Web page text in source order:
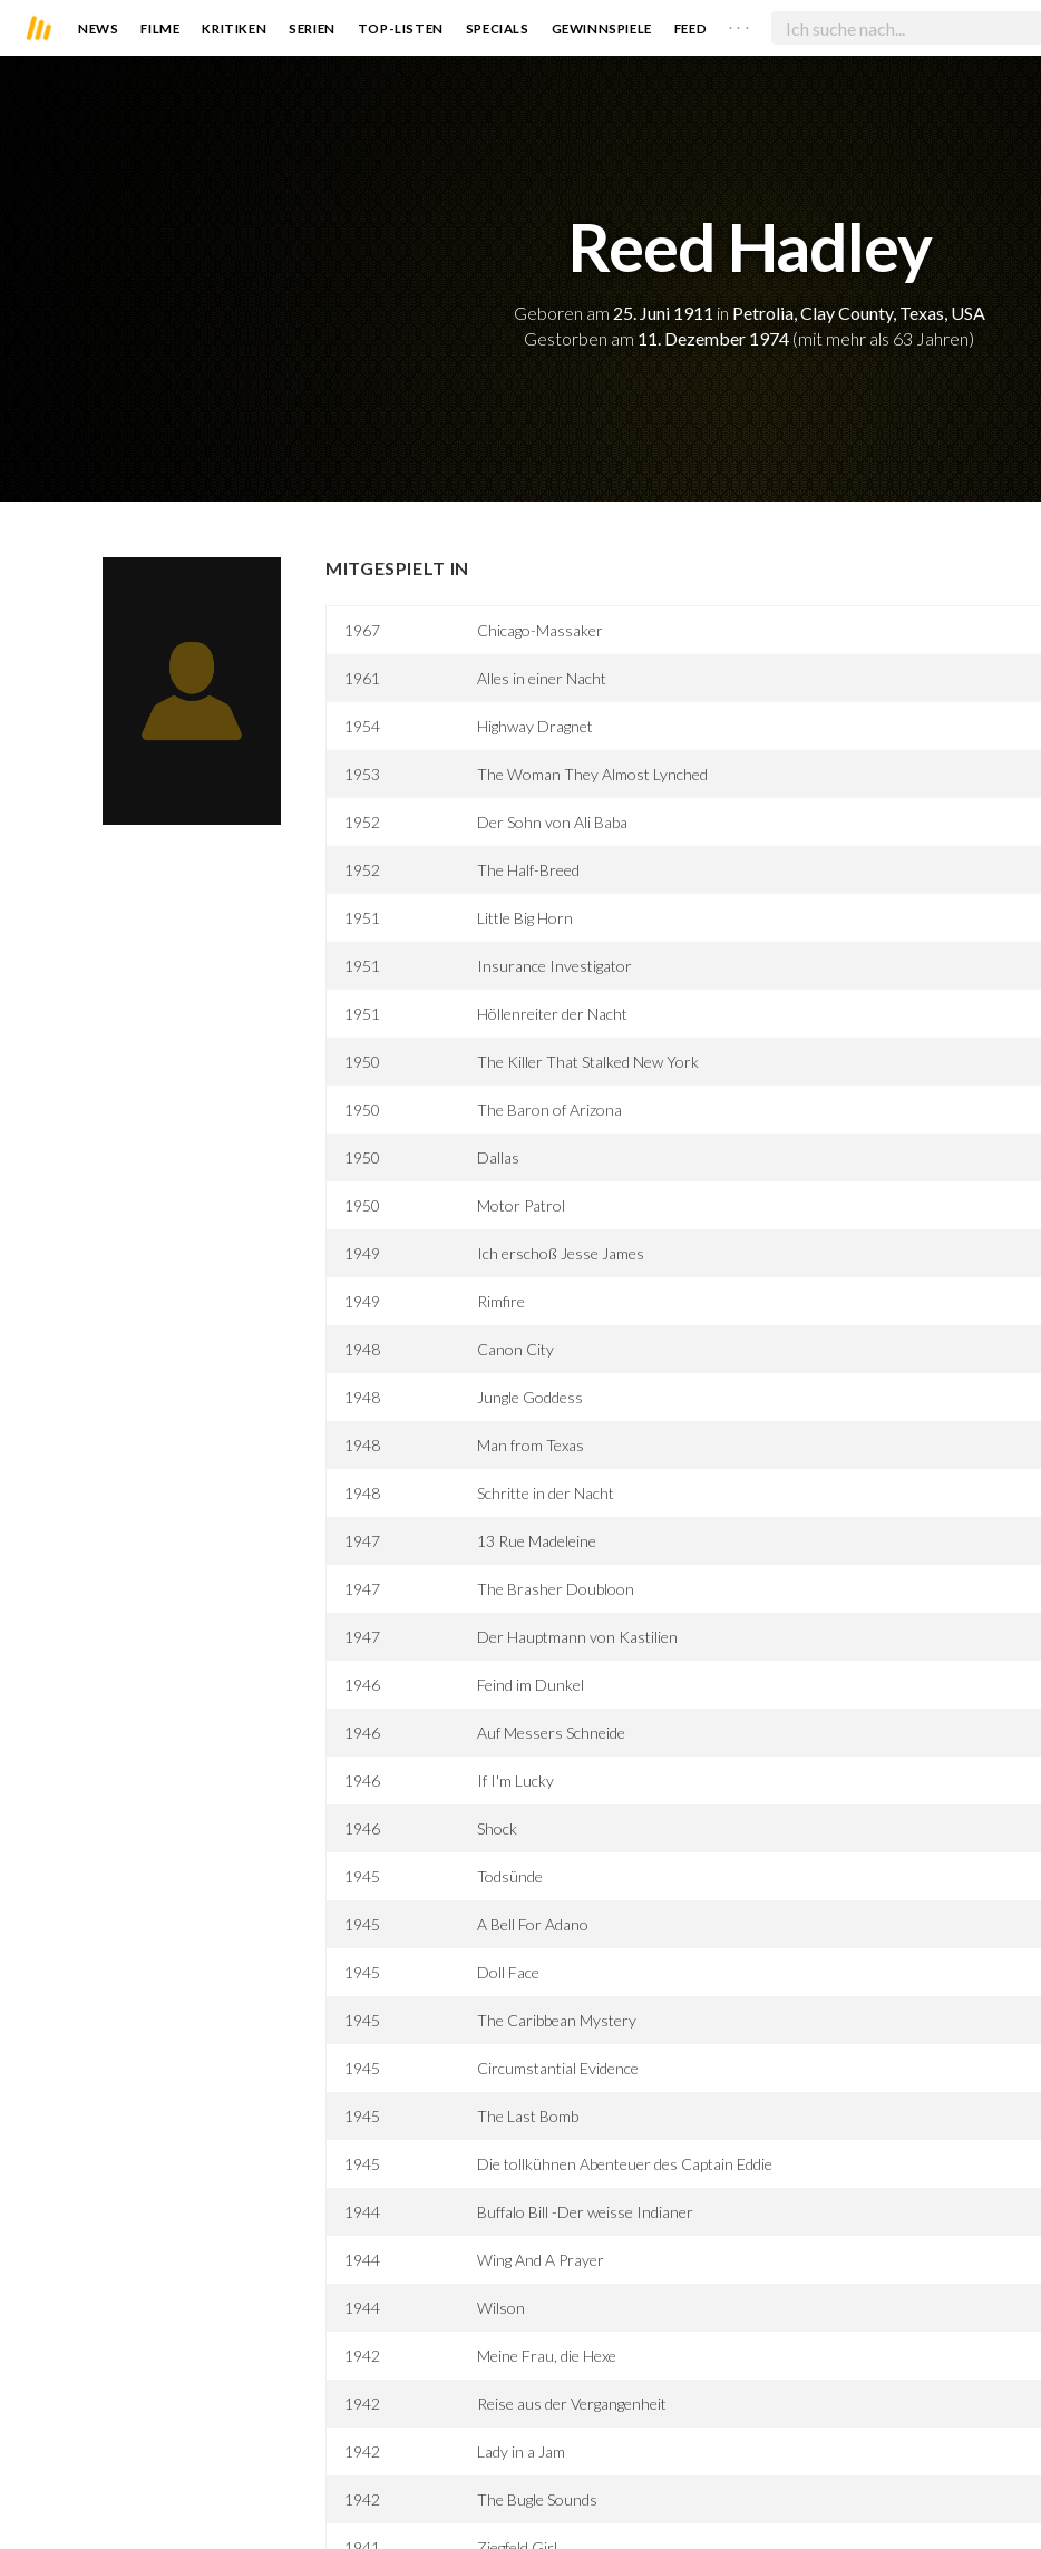
NEWS FILME KRITIKEN SERIEN TOP-LISTEN SPECIALS GEWINNSPIELE FEED . . .
Reed Hadley
Geboren am 25. Juni 1911 in Petrolia, Clay County, Texas, USA
Gestorben am 11. Dezember 1974 (mit mehr als 63 Jahren)
MITGESPIELT IN
1967 Chicago-Massaker
1961 Alles in einer Nacht
1954 Highway Dragnet
1953 The Woman They Almost Lynched
1952 Der Sohn von Ali Baba
1952 The Half-Breed
1951 Little Big Horn
1951 Insurance Investigator
1951 Höllenreiter der Nacht
1950 The Killer That Stalked New York
1950 The Baron of Arizona
1950 Dallas
1950 Motor Patrol
1949 Ich erschoß Jesse James
1949 Rimfire
1948 Canon City
1948 Jungle Goddess
1948 Man from Texas
1948 Schritte in der Nacht
1947 13 Rue Madeleine
1947 The Brasher Doubloon
1947 Der Hauptmann von Kastilien
1946 Feind im Dunkel
1946 Auf Messers Schneide
1946 If I'm Lucky
1946 Shock
1945 Todsünde
1945 A Bell For Adano
1945 Doll Face
1945 The Caribbean Mystery
1945 Circumstantial Evidence
1945 The Last Bomb
1945 Die tollkühnen Abenteuer des Captain Eddie
1944 Buffalo Bill -Der weisse Indianer
1944 Wing And A Prayer
1944 Wilson
1942 Meine Frau, die Hexe
1942 Reise aus der Vergangenheit
1942 Lady in a Jam
1942 The Bugle Sounds